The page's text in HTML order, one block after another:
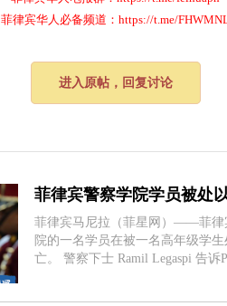
菲律宾华人必备频道：https://t.me/
进入原帖，回复讨论
菲律宾警察学院学员被处
菲律宾马尼拉（菲星网）——菲律
院的一名学员在被一名高年级学
亡。 警察下士 Ramil Legaspi 告诉Philstar.com，一名目击者说，